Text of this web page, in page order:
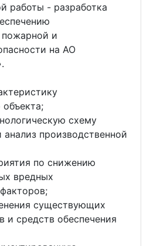
работы - разработка
пожарной и
на АО
объекта;
схему
анализ производственной
по снижению
вредных
существующих
и средств обеспечения